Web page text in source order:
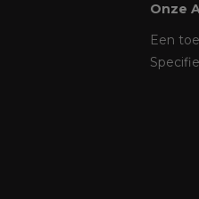
Onze
Een